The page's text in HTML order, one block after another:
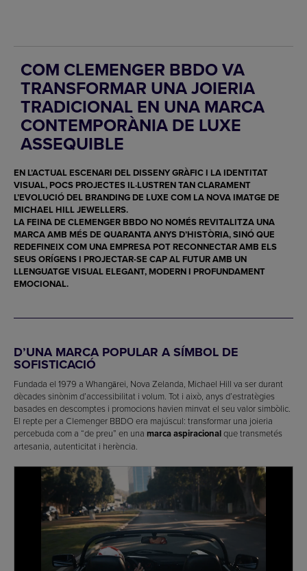
COM CLEMENGER BBDO VA
TRANSFORMAR UNA JOIERIA
TRADICIONAL EN UNA MARCA
CONTEMPORÀNIA DE LUXE
ASSEQUIBLE
EN L’ACTUAL ESCENARI DEL DISSENY GRÀFIC I LA IDENTITAT
VISUAL, POCS PROJECTES IL·LUSTREN TAN CLARAMENT
L’EVOLUCIÓ DEL BRANDING DE LUXE COM LA NOVA IMATGE DE
MICHAEL HILL JEWELLERS.
LA FEINA DE CLEMENGER BBDO NO NOMÉS REVITALITZA UNA
MARCA AMB MÉS DE QUARANTA ANYS D’HISTÒRIA, SINÓ QUE
REDEFINEIX COM UNA EMPRESA POT RECONNECTAR AMB ELS
SEUS ORÍGENS I PROJECTAR-SE CAP AL FUTUR AMB UN
LLENGUATGE VISUAL ELEGANT, MODERN I PROFUNDAMENT
EMOCIONAL.
D’UNA MARCA POPULAR A SÍMBOL DE
SOFISTICACIÓ
Fundada el 1979 a Whangārei, Nova Zelanda, Michael Hill va ser durant
dècades sinònim d’accessibilitat i volum. Tot i això, anys d’estratègies
basades en descomptes i promocions havien minvat el seu valor simbòlic.
El repte per a Clemenger BBDO era majúscul: transformar una joieria
percebuda com a “de preu” en una marca aspiracionalque transmetés
artesania, autenticitat i herència.